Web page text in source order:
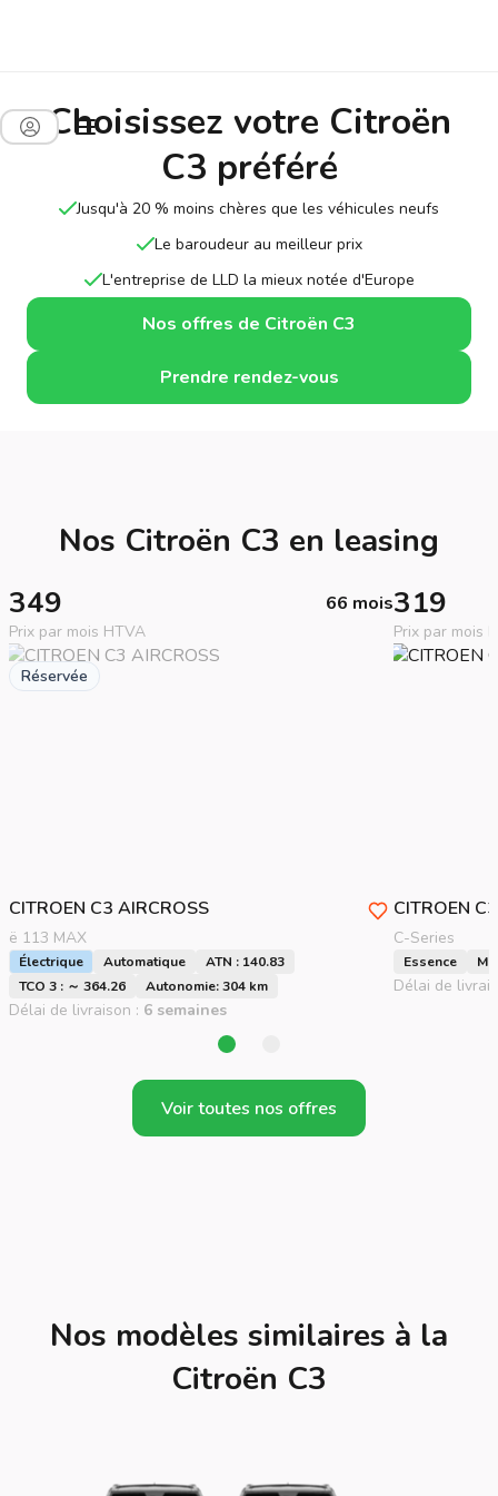
Choisissez votre Citroën
C3 préféré
Jusqu'à 20 % moins chères que les véhicules neufs
Le baroudeur au meilleur prix
L'entreprise de LLD la mieux notée d'Europe
Nos offres de Citroën C3
Prendre rendez-vous
Nos Citroën C3 en leasing
349 66 mois
Prix par mois HTVA
Réservée
CITROEN C3 AIRCROSS
ë 113 MAX
Électrique Automatique
ATN : 140.83
TCO 3 : ～ 364.26
Autonomie: 304 km
Délai de livraison : 6 semaines
319
Prix par mois
CITROEN C3
C-Series
Essence
Délai de
Voir toutes nos offres
Nos modèles similaires à la
Citroën C3